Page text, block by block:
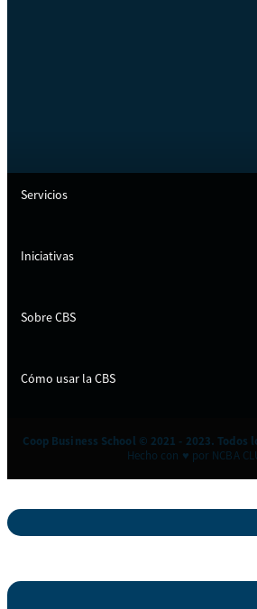
Servicios
Iniciativas
Sobre CBS
Cómo usar la CBS
Coop Business School © 2021 - 2023. Todos
Hecho con ♥ por NCBA